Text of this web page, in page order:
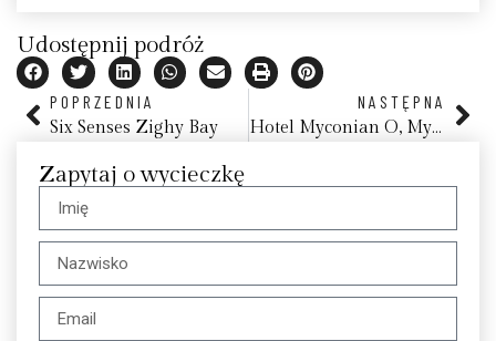
Udostępnij podróż
POPRZEDNIA
Six Senses Zighy Bay
NASTĘPNA
Hotel Myconian O, Mykonos
Zapytaj o wycieczkę